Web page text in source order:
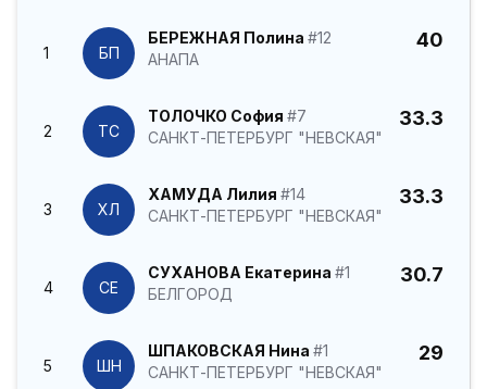
1 БП
БЕРЕЖНАЯ Полина #12
АНАПА
40
2 ТС
ТОЛОЧКО София #7
САНКТ-ПЕТЕРБУРГ "НЕВСКАЯ"
33.3
3 ХЛ
ХАМУДА Лилия #14
САНКТ-ПЕТЕРБУРГ "НЕВСКАЯ"
33.3
4 СЕ
СУХАНОВА Екатерина #1
БЕЛГОРОД
30.7
5 ШН
ШПАКОВСКАЯ Нина #1
САНКТ-ПЕТЕРБУРГ "НЕВСКАЯ"
29